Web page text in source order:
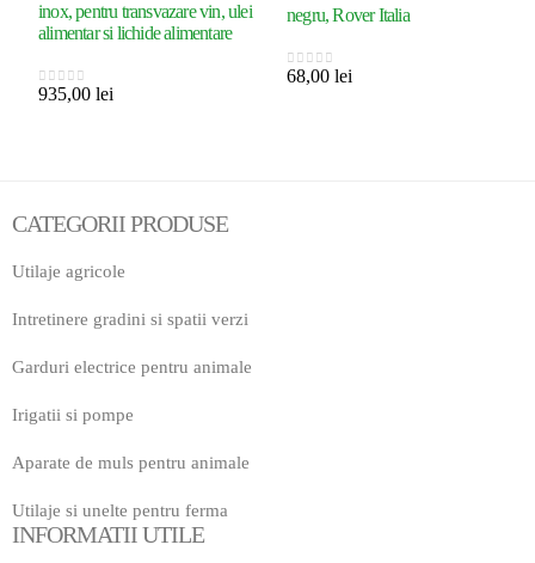
inox, pentru transvazare vin, ulei
alimentar si lichide alimentare
0out of 5
935,00 lei
negru, Rover Italia
0out of 5
68,00 lei
CATEGORII PRODUSE
Utilaje agricole
Intretinere gradini si spatii verzi
Garduri electrice pentru animale
Irigatii si pompe
Aparate de muls pentru animale
Utilaje si unelte pentru ferma
INFORMATII UTILE